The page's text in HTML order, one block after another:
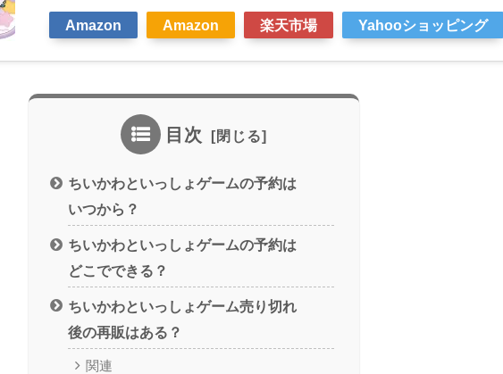
Amazon Amazon 楽天市場 Yahooショッピング
目次
ちいかわといっしょゲームの予約は
いつから？
ちいかわといっしょゲームの予約は
どこでできる？
ちいかわといっしょゲーム売り切れ
後の再販はある？
関連